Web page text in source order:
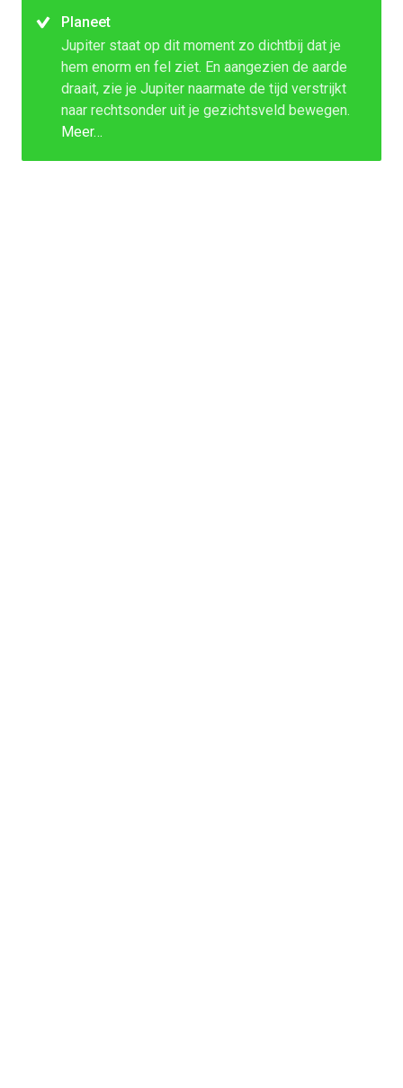
Planeet
Jupiter staat op dit moment zo dichtbij dat je
hem enorm en fel ziet. En aangezien de aarde
draait, zie je Jupiter naarmate de tijd verstrijkt
naar rechtsonder uit je gezichtsveld bewegen.
Meer…